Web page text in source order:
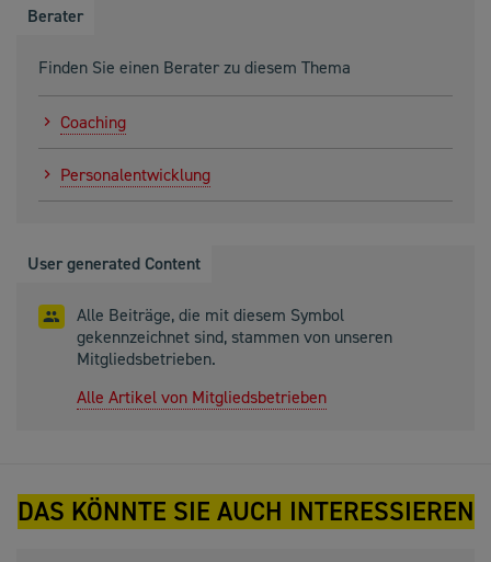
Berater
Finden Sie einen Berater zu diesem Thema
Coaching
Personalentwicklung
User generated Content
Alle Beiträge, die mit diesem Symbol
gekennzeichnet sind, stammen von unseren
Mitgliedsbetrieben.
Alle Artikel von Mitgliedsbetrieben
DAS KÖNNTE SIE AUCH INTERESSIEREN